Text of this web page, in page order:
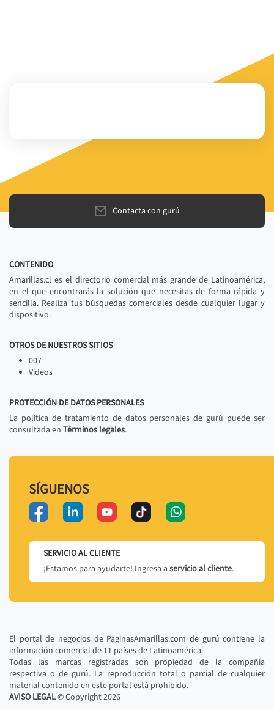
Contacta con gurú
CONTENIDO
Amarillas.cl es el directorio comercial más grande de Latinoamérica,
en el que encontrarás la solución que necesitas de forma rápida y
sencilla. Realiza tus búsquedas comerciales desde cualquier lugar y
dispositivo.
OTROS DE NUESTROS SITIOS
007
Videos
PROTECCIÓN DE DATOS PERSONALES
La política de tratamiento de datos personales de gurú puede ser
consultada en Términos legales.
SÍGUENOS
SERVICIO AL CLIENTE
¡Estamos para ayudarte! Ingresa a servicio al cliente.
El portal de negocios de PaginasAmarillas.com de gurú contiene la
información comercial de 11 países de Latinoamérica.
Todas las marcas registradas son propiedad de la compañía
respectiva o de gurú. La reproducción total o parcial de cualquier
material contenido en este portal está prohibido.
AVISO LEGAL© Copyright2026